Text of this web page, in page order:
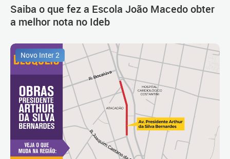
Saiba o que fez a Escola João Macedo obter
a melhor nota no Ideb
Novo Inter 2